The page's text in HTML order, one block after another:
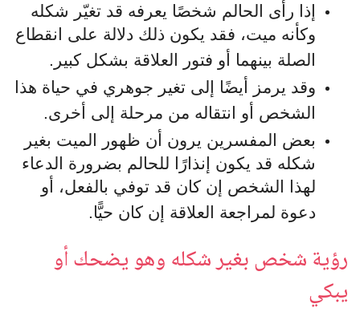
إذا رأى الحالم شخصًا يعرفه قد تغيّر شكله
وكأنه ميت، فقد يكون ذلك دلالة على انقطاع
الصلة بينهما أو فتور العلاقة بشكل كبير.
وقد يرمز أيضًا إلى تغير جوهري في حياة هذا
الشخص أو انتقاله من مرحلة إلى أخرى.
بعض المفسرين يرون أن ظهور الميت بغير
شكله قد يكون إنذارًا للحالم بضرورة الدعاء
لهذا الشخص إن كان قد توفي بالفعل، أو
دعوة لمراجعة العلاقة إن كان حيًّا.
رؤية شخص بغير شكله وهو يضحك أو
يبكي